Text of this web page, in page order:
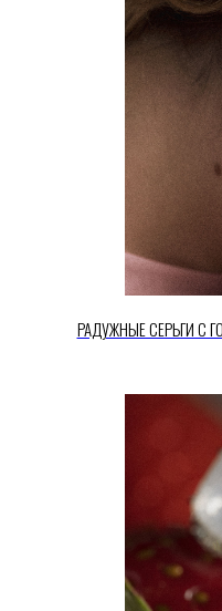
РАДУЖНЫЕ СЕРЬГИ С